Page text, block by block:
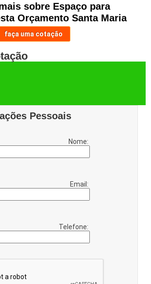
sobre Espaço para
Orçamento Santa Maria
faça uma cotação
Pessoais
Nome:
Email:
Telefone: